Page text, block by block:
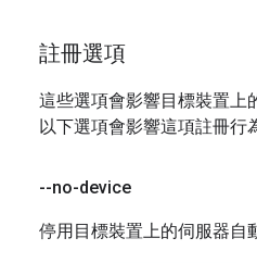
註冊選項
這些選項會影響目標裝置上
以下選項會影響這項註冊行
--no-device
停用目標裝置上的伺服器自